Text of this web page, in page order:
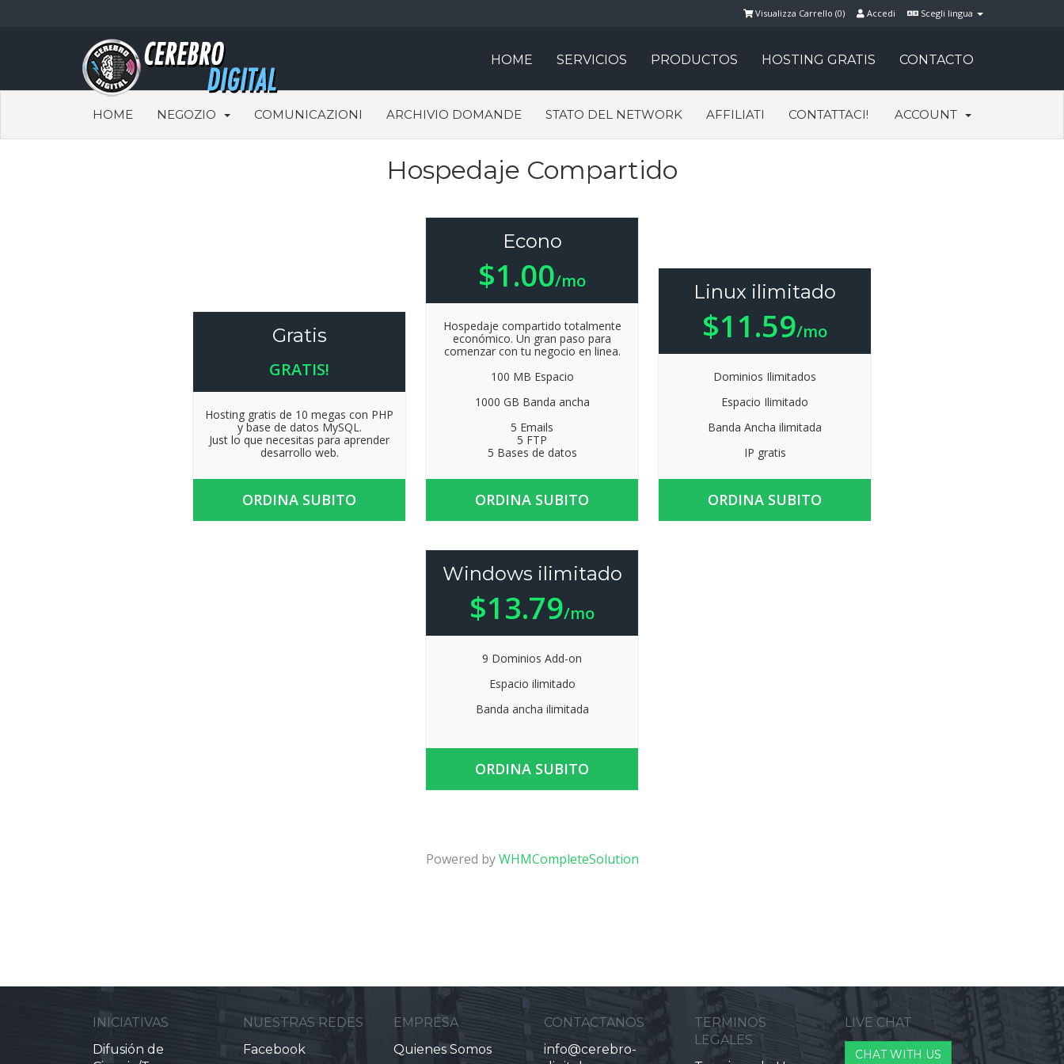
Scegli lingua
Accedi
Visualizza Carrello (0)
HOME SERVICIOS PRODUCTOS HOSTING GRATIS CONTACTO
HOME NEGOZIO COMUNICAZIONI ARCHIVIO DOMANDE STATO DEL NETWORK AFFILIATI CONTATTACI! ACCOUNT
Hospedaje Compartido
Gratis
GRATIS!
Hosting gratis de 10 megas con PHP
y base de datos MySQL.
Just lo que necesitas para aprender
desarrollo web.
ORDINA SUBITO
Econo
$1.00/mo
Hospedaje compartido totalmente
económico. Un gran paso para
comenzar con tu negocio en linea.
100 MB Espacio
1000 GB Banda ancha
5 Emails
5 FTP
5 Bases de datos
ORDINA SUBITO
Linux ilimitado
$11.59/mo
Dominios Ilimitados
Espacio Ilimitado
Banda Ancha ilimitada
IP gratis
ORDINA SUBITO
Windows ilimitado
$13.79/mo
9 Dominios Add-on
Espacio ilimitado
Banda ancha ilimitada
ORDINA SUBITO
Powered byWHMCompleteSolution
INICIATIVAS
Difusión de
NUESTRAS REDES
Facebook
EMPRESA
Quienes Somos
CONTACTANOS
info@cerebro-
TERMINOS
LEGALES
LIVE CHAT
CHAT WITH US